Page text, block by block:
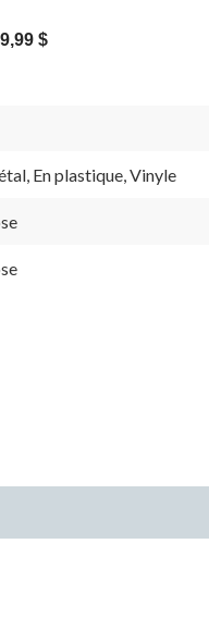
$
En plastique, Vinyle